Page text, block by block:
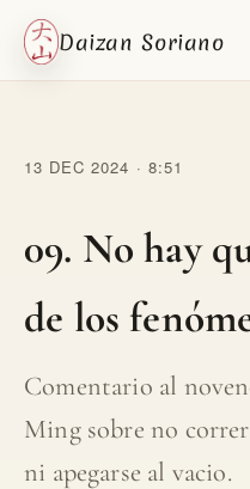
Daizan Soriano
13 DEC 2024 · 8:51
09. No hay
de los
Comentario al
Ming sobre no
ni apegarse al vacio.